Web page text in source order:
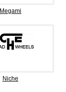
Megami
Niche